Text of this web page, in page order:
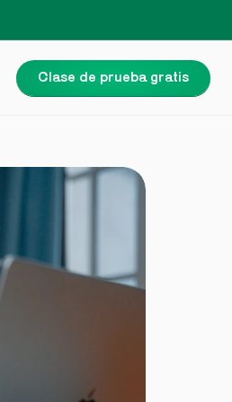
Clase de prueba gratis